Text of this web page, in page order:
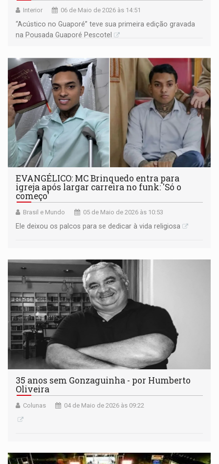
Interior 06 de Maio de 2026 às 14:51
“Acústico no Guaporé” teve sua primeira edição gravada
na Pousada Guaporé Pescotel
EVANGÉLICO: MC Brinquedo entra para
igreja após largar carreira no funk: 'Só o
começo'
Brasil e Mundo 05 de Maio de 2026 às 10:53
Ele deixou os palcos para se dedicar à vida religiosa
35 anos sem Gonzaguinha - por Humberto
Oliveira
Colunas 04 de Maio de 2026 às 09:22